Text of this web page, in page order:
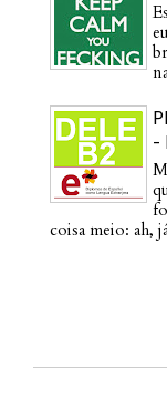
-
coisa meio: ah,